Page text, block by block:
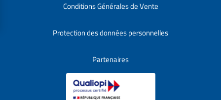
Conditions Générales de Vente
Protection des données personnelles
Partenaires